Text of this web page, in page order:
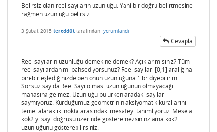
Belirsiz olan reel sayıların uzunluğu. Yani bir doğru belirtmesine
rağmen uzunluğu belirsiz.
3 Şubat 2015 tereddüt tarafından yorumlandı
Cevapla
Reel sayıların uzunluğu demek ne demek? Açıklar mısınız? Tüm
reel sayılardan mı bahsediyorsunuz? Reel sayıları [0,1] aralığına
birebir eşlediğinizde ben onun uzunluğuna 1 br diyebilirim.
Sonsuz sayıda Reel Sayı olması uzunluğunun olmayacağı
manasına gelmez. Uzunluğu bulurken aradaki sayıları
saymıyoruz. Kurduğumuz geometrinin aksiyomatik kurallarını
temel alarak iki nokta arasındaki mesafeyi tanımlıyoruz. Mesela
kök2 yi sayı doğrusu üzerinde gösteremezsininz ama kök2
uzunluğunu gösterebilirsiniz.